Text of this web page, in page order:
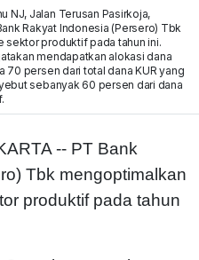
NJ, Jalan Terusan Pasirkoja,
Rakyat Indonesia (Persero) Tbk
sektor produktif pada tahun ini.
mendapatkan alokasi dana
70 persen dari total dana KUR yang
sebanyak 60 persen dari dana
-- PT Bank
Tbk mengoptimalkan
produktif pada tahun